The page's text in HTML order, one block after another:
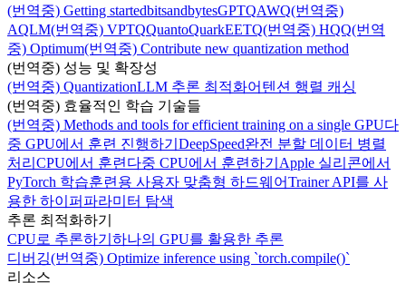
(번역중) Getting startedbitsandbytesGPTQAWQ(번역중)
AQLM(번역중) VPTQQuantoQuarkEETQ(번역중) HQQ(번역
중) Optimum(번역중) Contribute new quantization method
(번역중) 성능 및 확장성
(번역중) QuantizationLLM 추론 최적화어텐션 행렬 캐싱
(번역중) 효율적인 학습 기술들
(번역중) Methods and tools for efficient training on a single GPU다
중 GPU에서 훈련 진행하기 DeepSpeed완전 분할 데이터 병렬
처리 CPU에서 훈련 다중 CPU에서 훈련하기 Apple 실리콘에서
PyTorch 학습훈련용 사용자 맞춤형 하드웨어Trainer API를 사
용한 하이퍼파라미터 탐색
추론 최적화하기
CPU로 추론하기 하나의 GPU를 활용한 추론
디버깅(번역중) Optimize inference using `torch.compile()`
리소스